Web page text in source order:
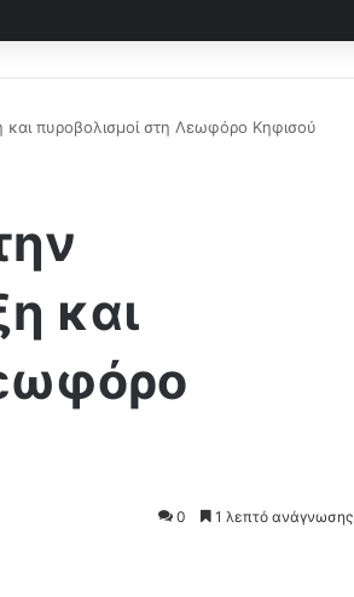
και πυροβολισμοί στη Λεωφόρο Κηφισού
και
0 1 λεπτό ανάγνωσης